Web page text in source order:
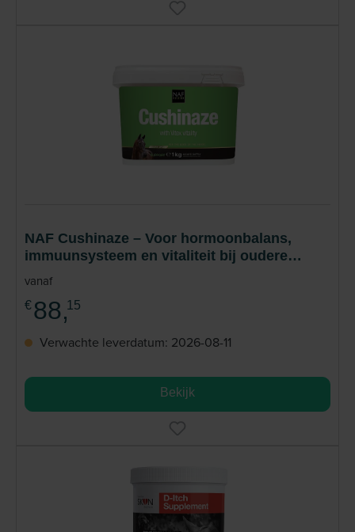
NAF Cushinaze – Voor hormoonbalans,
immuunsysteem en vitaliteit bij oudere
paarden
vanaf
€ 88,15
Verwachte leverdatum: 2026-08-11
Bekijk